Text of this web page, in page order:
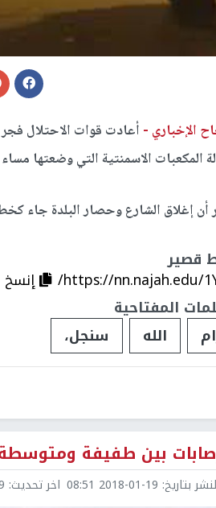
الإخباري - أعادت قوات الاحتلال
المكعبات الاسمنتية التي وضعتها
أن إغلاق الشارع وحصار البلدة جاء
قصير
https://nn.najah.edu/
إنسخ
المفتاحية
الله سنجل،
بتاريخ: 2018-01-19 08:51 اخر تحديث: